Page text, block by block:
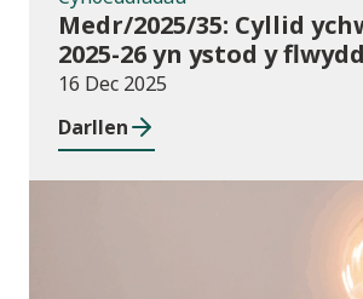
Medr/2025/35: Cyllid
2025-26 yn ystod y
gyfer darpariaeth
cerddoriaeth a drama
seiliedig ar berfformio
16 Dec 2025
Darllen